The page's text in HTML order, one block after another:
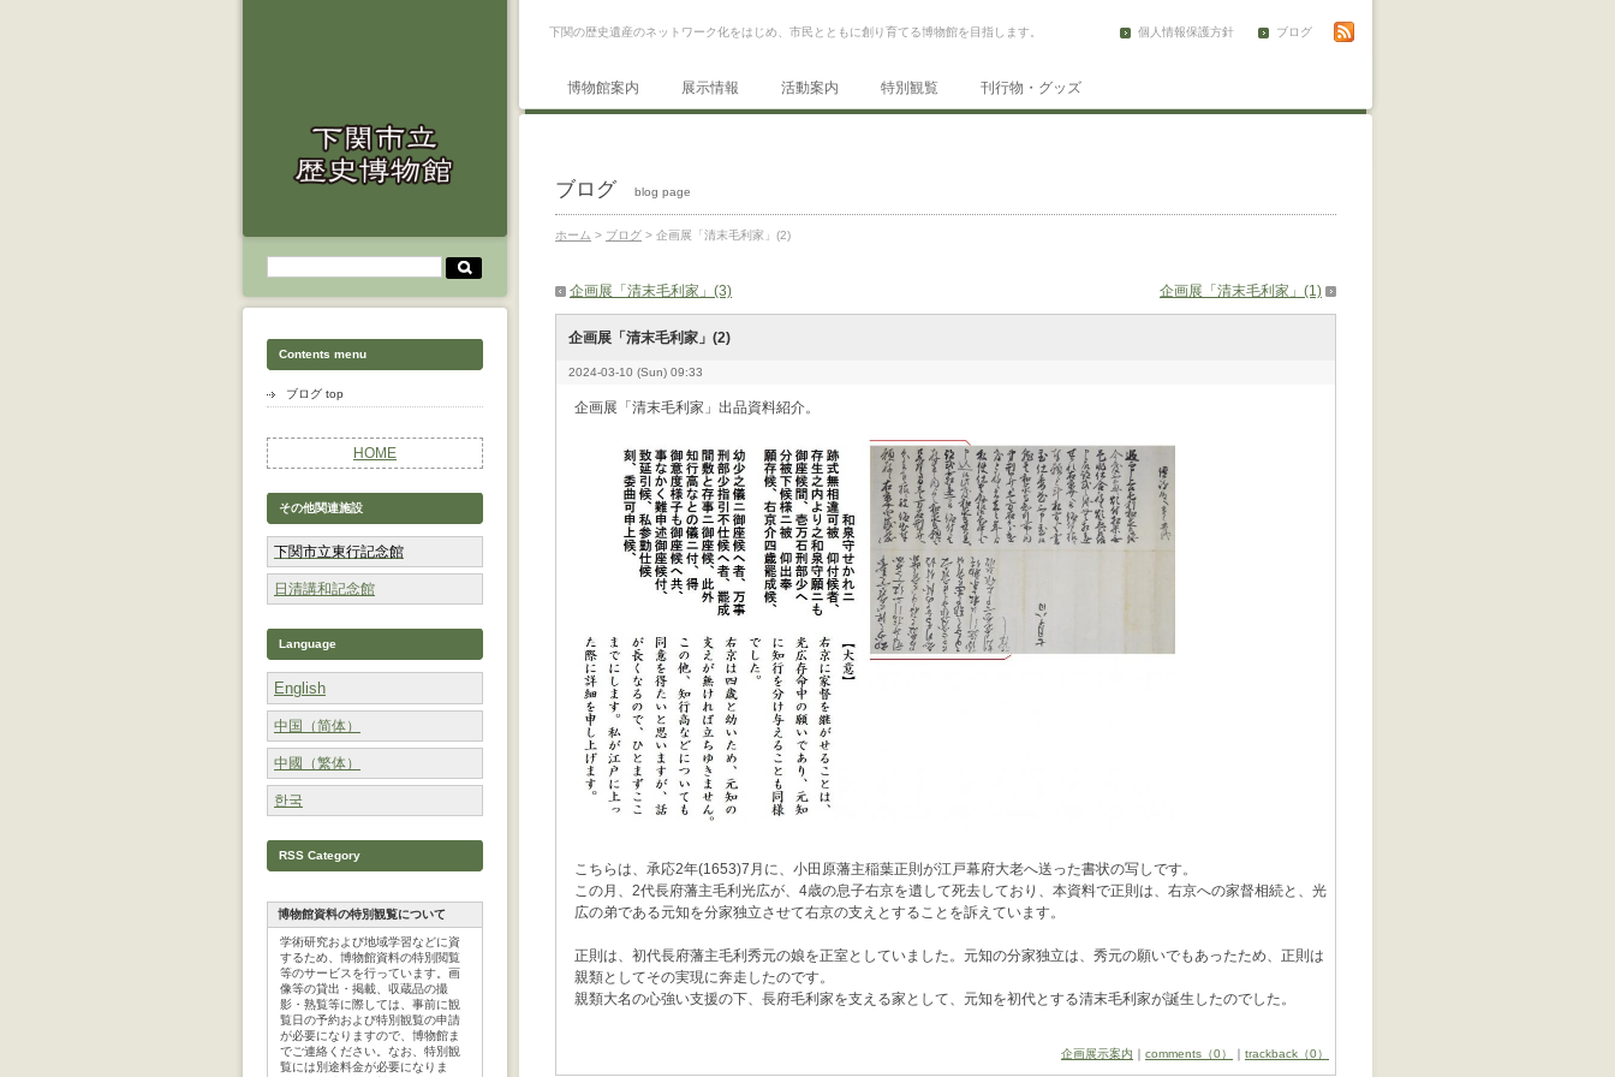
下関の歴史遺産のネットワーク化をはじめ、市民とともに創り育てる博物館を目指します。
博物館案内 展示情報 活動案内 特別観覧 刊行物・グッズ
個人情報保護方針 ブログ
ブログ blog page
ホーム > ブログ > 企画展「清末毛利家」(2)
企画展「清末毛利家」(3) 企画展「清末毛利家」(1)
企画展「清末毛利家」(2)
2024-03-10 (Sun) 09:33
企画展「清末毛利家」出品資料紹介。
こちらは、承応2年(1653)7月に、小田原藩主稲葉正則が江戸幕府大老へ送った書状の写しです。
この月、2代長府藩主毛利光広が、4歳の息子右京を遺して死去しており、本資料で正則は、右京への家督相続と、光
広の弟である元知を分家独立させて右京の支えとすることを訴えています。
正則は、初代長府藩主毛利秀元の娘を正室としていました。元知の分家独立は、秀元の願いでもあったため、正則は
親類としてその実現に奔走したのです。
親類大名の心強い支援の下、長府毛利家を支える家として、元知を初代とする清末毛利家が誕生したのでした。
企画展示案内 ｜ comments（0） ｜ trackback（0）
Contents menu
ブログ top
HOME
その他関連施設
下関市立東行記念館
日清講和記念館
Language
English
中国（简体）
中國（繁体）
한국
RSS Category
博物館資料の特別観覧について
​学術研究および地域学習などに資
するため、博物館資料の特別閲覧
等のサービスを行っています。画
像等の貸出・掲載、収蔵品の撮
影・熟覧等に際しては、事前に観
覧日の予約および特別観覧の申請
が必要になりますので、博物館ま
でご連絡ください。なお、特別観
覧には別途料金が必要になりま